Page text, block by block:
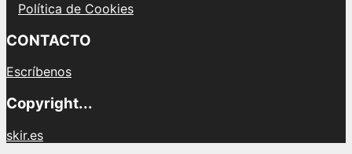
Política de Cookies
CONTACTO
Escríbenos
Copyright...
skir.es